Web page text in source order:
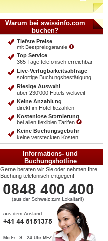
Warum bei swissinfo.com
buchen?
Tiefste Preise
mit Bestpreisgarantie
Top Service
365 Tage telefonisch erreichbar
Live-Verfügbarkeitsabfrage
sofortige Buchungsbestätigung
Riesige Auswahl
über 230'000 Hotels weltweit
Keine Anzahlung
direkt im Hotel bezahlen
Kostenlose Stornierung
bei allen flexiblen Tarifen
Keine Buchungsgebühr
keine versteckten Kosten
Informations- und
Buchungshotline
Gerne beraten wir Sie oder nehmen Ihre
Buchung telefonisch entgegen!